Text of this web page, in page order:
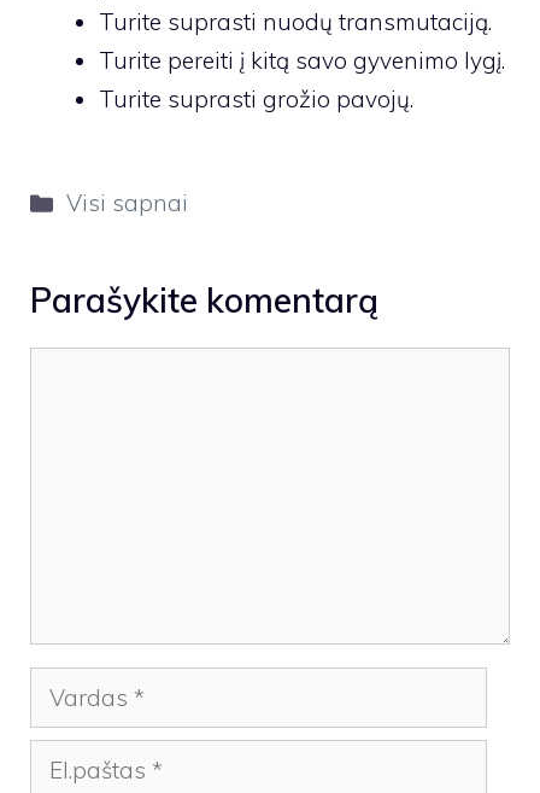
Turite suprasti nuodų transmutaciją.
Turite pereiti į kitą savo gyvenimo lygį.
Turite suprasti grožio pavojų.
Kategorijos
Visi sapnai
Parašykite komentarą
Vardas
El.paštas